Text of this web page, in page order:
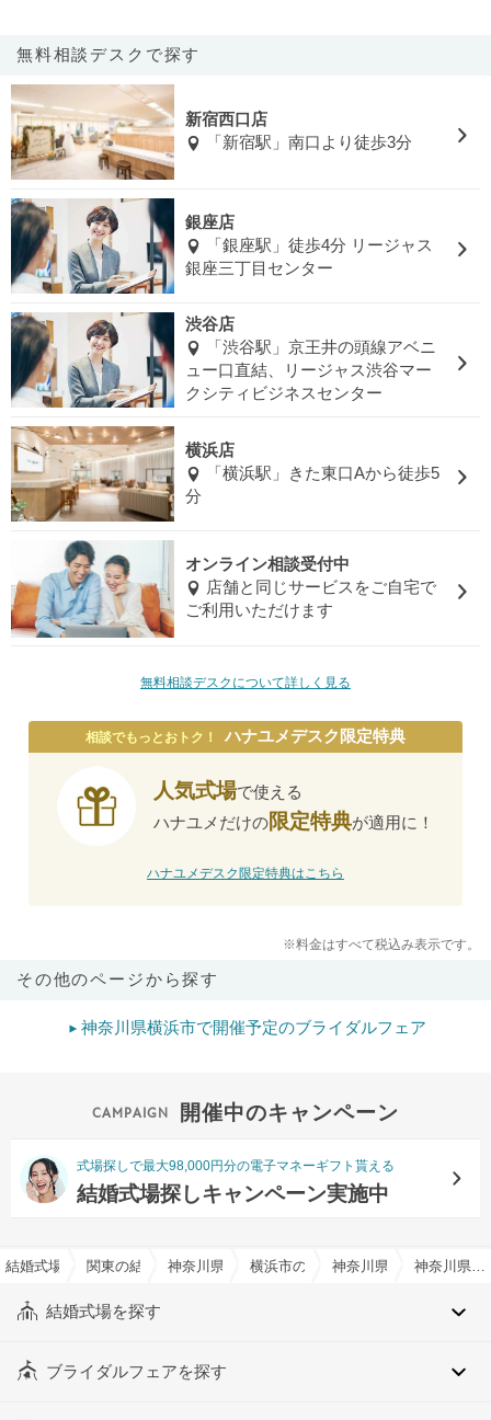
無料相談デスクで探す
新宿西口店
「新宿駅」南口より徒歩3分
銀座店
「銀座駅」徒歩4分 リージャス
銀座三丁目センター
渋谷店
「渋谷駅」京王井の頭線アベニ
ュー口直結、リージャス渋谷マー
クシティビジネスセンター
横浜店
「横浜駅」きた東口Aから徒歩5
分
オンライン相談受付中
店舗と同じサービスをご自宅で
ご利用いただけます
無料相談デスクについて詳しく見る
相談でもっとおトク！ ハナユメデスク限定特典
人気式場で使える
ハナユメだけの限定特典が適用に！
ハナユメデスク限定特典はこちら
※料金はすべて税込み表示です。
その他のページから探す
神奈川県横浜市で開催予定のブライダルフェア
開催中のキャンペーン
式場探しで最大98,000円分の電子マネーギフト貰える
結婚式場探しキャンペーン実施中
結婚式場を探すならハナユメ
関東の結婚式場神奈川県の結婚式場横浜市の結婚式場神奈川県横浜市港北区神奈川県横浜市港北区の人前式でおすすめの結婚式場・挙式会場一覧
結婚式場を探す
ブライダルフェアを探す